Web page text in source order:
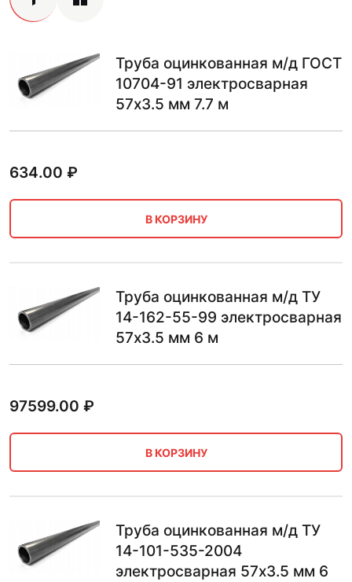
Труба оцинкованная м/д ГОСТ
10704-91 электросварная
57х3.5 мм 7.7 м
634.00 ₽
В КОРЗИНУ
Труба оцинкованная м/д ТУ
14-162-55-99 электросварная
57х3.5 мм 6 м
97599.00 ₽
В КОРЗИНУ
Труба оцинкованная м/д ТУ
14-101-535-2004
электросварная 57х3.5 мм 6